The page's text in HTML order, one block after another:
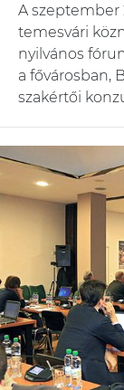
A szeptember
temesvári
nyilvános
a fővárosban,
szakértői